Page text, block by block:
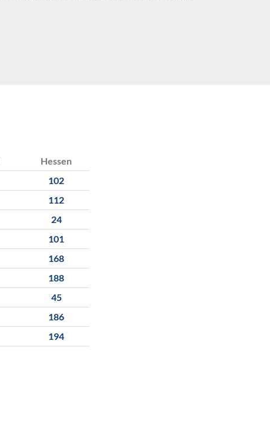
Hessen
102
112
24
101
168
188
45
186
194